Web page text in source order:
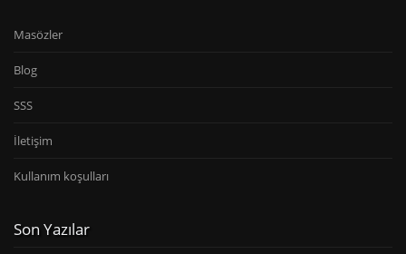
Masözler
Blog
SSS
İletişim
Kullanım koşulları
Son Yazılar